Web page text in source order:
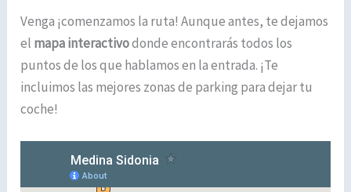
Venga ¡comenzamos la ruta! Aunque antes, te dejamos
el mapa interactivodonde encontrarás todos los
puntos de los que hablamos en la entrada. ¡Te
incluimos las mejores zonas de parking para dejar tu
coche!